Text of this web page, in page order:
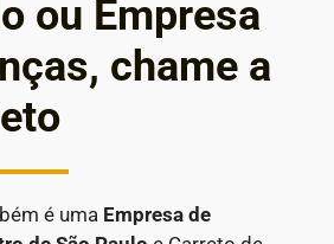
ou Empresa
chame a
é uma Empresa de